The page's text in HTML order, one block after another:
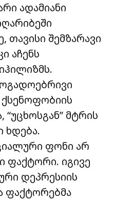
ადამიანი
თავისი შემზარავი
აჩენს
“უცხოსგან” მტრის
ხდება.
ფონი არ
ფაქტორი. იგივე
დეპრესიის
ფაქტორებმა